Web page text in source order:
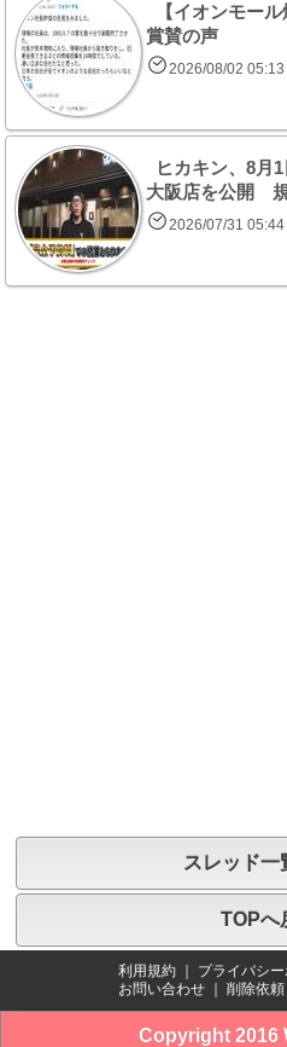
【イオンモー
賞賛の声
2026/08/02
ヒカキン、8月1
大阪店を公開
2026/07/31
スレッド一
TOPへ
利用規約 プライバシ
お問い合わせ
削除依頼
Copyright 2016